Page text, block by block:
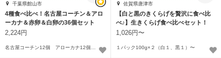
千葉県館山市
4種食べ比べ！名古屋コーチン＆アロ
ーカナ＆赤卵＆白卵の36個セット
2,224円
佐賀県唐津市
【白と黒のきくらげを贅沢に食べ比
べ♪】生きくらげ食べ比べセット！
1,026円〜
１パック100g×２（白１、黒１）〜